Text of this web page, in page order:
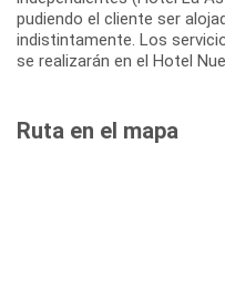
pudiendo el cliente ser
indistintamente. Los
se realizarán en el Hotel
Ruta en el mapa